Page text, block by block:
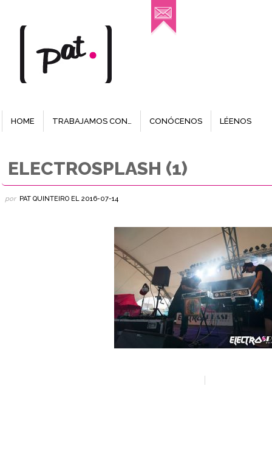
HOME TRABAJAMOS CON… CONÓCENOS LÉENOS
ELECTROSPLASH (1)
por PAT QUINTEIROEL 2016-07-14